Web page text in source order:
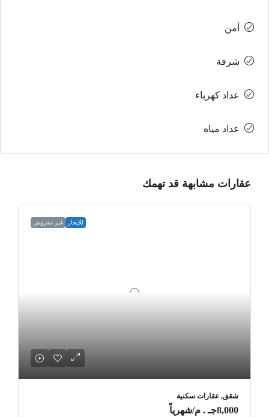
أمن
شرفة
عداد كهرباء
عداد مياه
عقارات مشابهة قد تهمك
للإيجار غير مفروش
شقق, عقارات سكنية
8,000جـ . م /شهرياً